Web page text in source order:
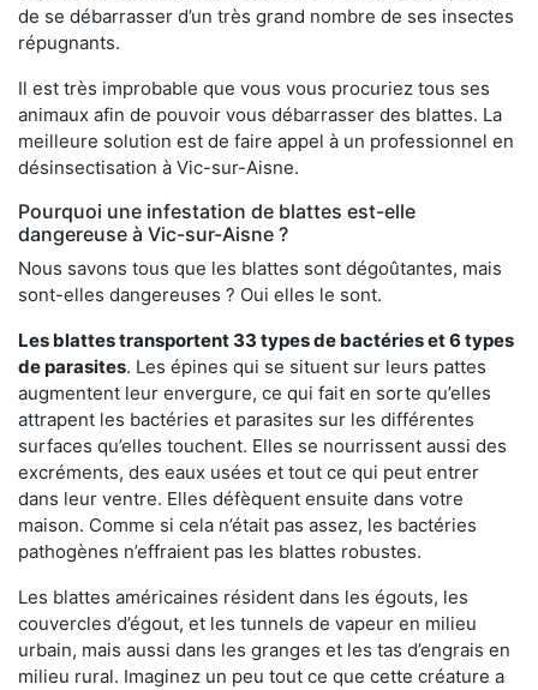
de se débarrasser d’un très grand nombre de ses insectes
répugnants.
Il est très improbable que vous vous procuriez tous ses
animaux afin de pouvoir vous débarrasser des blattes. La
meilleure solution est de faire appel à un professionnel en
désinsectisation à Vic-sur-Aisne.
Pourquoi une infestation de blattes est-elle
dangereuse à Vic-sur-Aisne ?
Nous savons tous que les blattes sont dégoûtantes, mais
sont-elles dangereuses ? Oui elles le sont.
Les blattes transportent 33 types de bactéries et 6 types
de parasites. Les épines qui se situent sur leurs pattes
augmentent leur envergure, ce qui fait en sorte qu’elles
attrapent les bactéries et parasites sur les différentes
surfaces qu’elles touchent. Elles se nourrissent aussi des
excréments, des eaux usées et tout ce qui peut entrer
dans leur ventre. Elles défèquent ensuite dans votre
maison. Comme si cela n’était pas assez, les bactéries
pathogènes n’effraient pas les blattes robustes.
Les blattes américaines résident dans les égouts, les
couvercles d’égout, et les tunnels de vapeur en milieu
urbain, mais aussi dans les granges et les tas d’engrais en
milieu rural. Imaginez un peu tout ce que cette créature a